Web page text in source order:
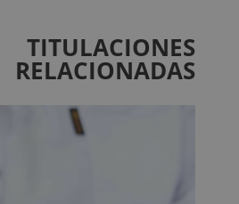
TITULACIONES
RELACIONADAS